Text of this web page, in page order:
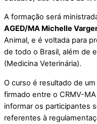
A formação será
AGED/MA Michelle
Animal, e é voltada para
de todo o Brasil, além de
(Medicina Veterinária).
O curso é resultado de
firmado entre o CRMV-
informar os participantes
referentes à